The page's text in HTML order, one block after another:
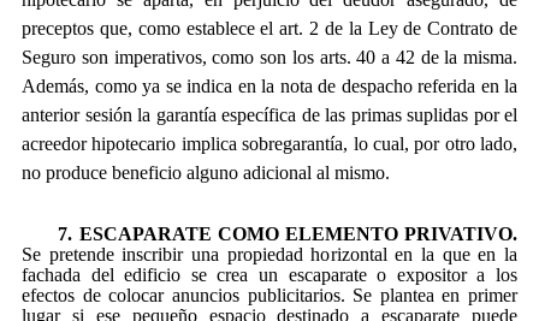
preceptos que, como establece el art. 2 de la Ley de Contrato de
Seguro son imperativos, como son los arts. 40 a 42 de la misma.
Además, como ya se indica en la nota de despacho referida en la
anterior sesión la garantía específica de las primas suplidas por el
acreedor hipotecario implica sobregarantía, lo cual, por otro lado,
no produce beneficio alguno adicional al mismo.
7. ESCAPARATE COMO ELEMENTO PRIVATIVO.
Se pretende inscribir una propiedad horizontal en la que en la
fachada del edificio se crea un escaparate o expositor a los
efectos de colocar anuncios publicitarios. Se plantea en primer
lugar si ese pequeño espacio destinado a escaparate puede